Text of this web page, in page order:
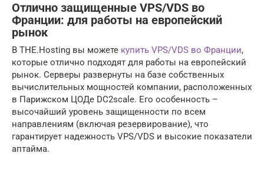
Отлично защищенные VPS/VDS во
Франции: для работы на европейский
рынок
В THE.Hosting вы можете купить VPS/VDS во Франции,
которые отлично подходят для работы на европейский
рынок. Серверы развернуты на базе собственных
вычислительных мощностей компании, расположенных
в Парижском ЦОДе DC2scale. Его особенность –
высочайший уровень защищенности по всем
направлениям (включая резервирование), что
гарантирует надежность VPS/VDS и высокие показатели
аптайма.